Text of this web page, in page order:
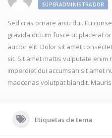
SUPERADMINISTRADOR
Sed cras ornare arcu dui. Eu
gravida dictum fusce ut placerat
auctor elit. Dolor sit amet
sit. Sit amet mattis vulputate
imperdiet dui accumsan sit amet
maecenas volutpat blandit.
Etiquetas de tema